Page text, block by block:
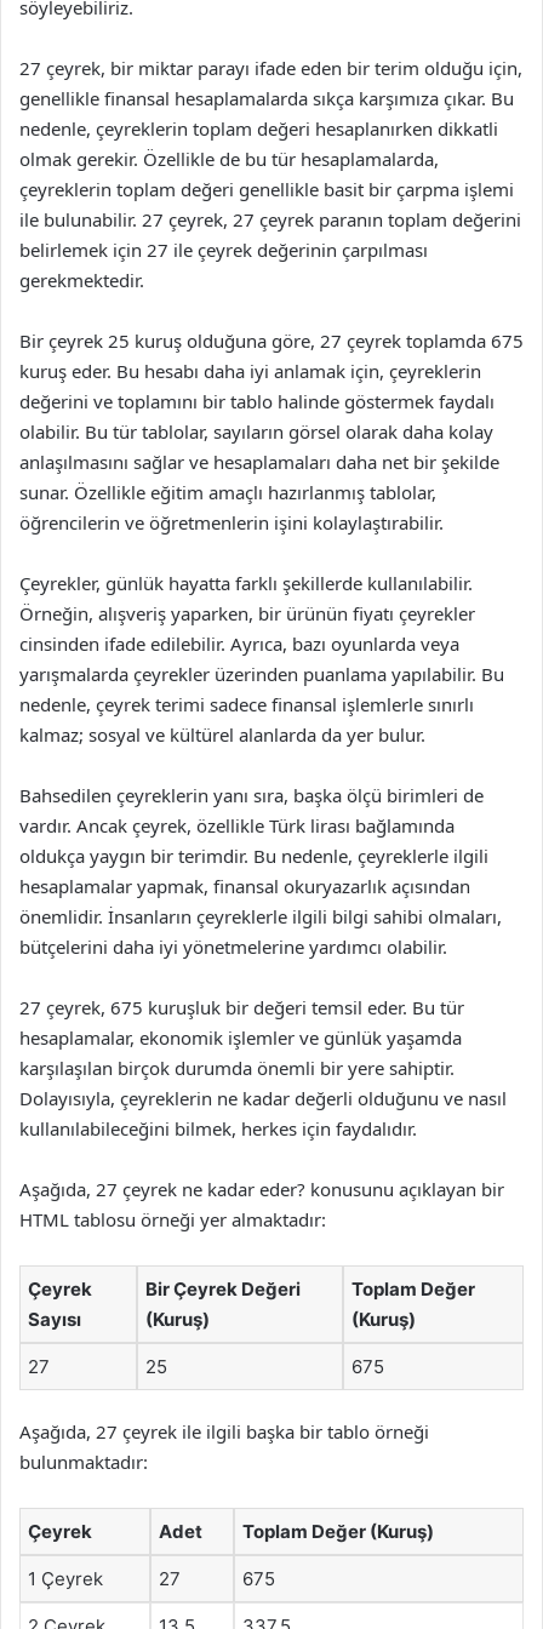
söyleyebiliriz.
27 çeyrek, bir miktar parayı ifade eden bir terim olduğu için,
genellikle finansal hesaplamalarda sıkça karşımıza çıkar. Bu
nedenle, çeyreklerin toplam değeri hesaplanırken dikkatli
olmak gerekir. Özellikle de bu tür hesaplamalarda,
çeyreklerin toplam değeri genellikle basit bir çarpma işlemi
ile bulunabilir. 27 çeyrek, 27 çeyrek paranın toplam değerini
belirlemek için 27 ile çeyrek değerinin çarpılması
gerekmektedir.
Bir çeyrek 25 kuruş olduğuna göre, 27 çeyrek toplamda 675
kuruş eder. Bu hesabı daha iyi anlamak için, çeyreklerin
değerini ve toplamını bir tablo halinde göstermek faydalı
olabilir. Bu tür tablolar, sayıların görsel olarak daha kolay
anlaşılmasını sağlar ve hesaplamaları daha net bir şekilde
sunar. Özellikle eğitim amaçlı hazırlanmış tablolar,
öğrencilerin ve öğretmenlerin işini kolaylaştırabilir.
Çeyrekler, günlük hayatta farklı şekillerde kullanılabilir.
Örneğin, alışveriş yaparken, bir ürünün fiyatı çeyrekler
cinsinden ifade edilebilir. Ayrıca, bazı oyunlarda veya
yarışmalarda çeyrekler üzerinden puanlama yapılabilir. Bu
nedenle, çeyrek terimi sadece finansal işlemlerle sınırlı
kalmaz; sosyal ve kültürel alanlarda da yer bulur.
Bahsedilen çeyreklerin yanı sıra, başka ölçü birimleri de
vardır. Ancak çeyrek, özellikle Türk lirası bağlamında
oldukça yaygın bir terimdir. Bu nedenle, çeyreklerle ilgili
hesaplamalar yapmak, finansal okuryazarlık açısından
önemlidir. İnsanların çeyreklerle ilgili bilgi sahibi olmaları,
bütçelerini daha iyi yönetmelerine yardımcı olabilir.
27 çeyrek, 675 kuruşluk bir değeri temsil eder. Bu tür
hesaplamalar, ekonomik işlemler ve günlük yaşamda
karşılaşılan birçok durumda önemli bir yere sahiptir.
Dolayısıyla, çeyreklerin ne kadar değerli olduğunu ve nasıl
kullanılabileceğini bilmek, herkes için faydalıdır.
Aşağıda, 27 çeyrek ne kadar eder? konusunu açıklayan bir
HTML tablosu örneği yer almaktadır:
Çeyrek
Sayısı
Bir Çeyrek Değeri
(Kuruş)
Toplam Değer
(Kuruş)
27 25 675
Aşağıda, 27 çeyrek ile ilgili başka bir tablo örneği
bulunmaktadır:
Çeyrek Adet Toplam Değer (Kuruş)
1 Çeyrek 27 675